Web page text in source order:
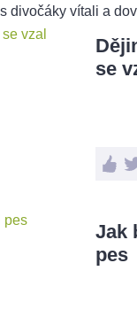
divočáky vítali a
se
Jak
pes